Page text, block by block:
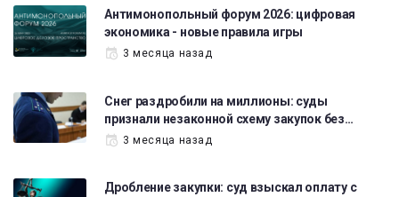
Антимонопольный форум 2026: цифровая
экономика - новые правила игры
3 месяца назад
Снег раздробили на миллионы: суды
признали незаконной схему закупок без…
3 месяца назад
Дробление закупки: суд взыскал оплату с